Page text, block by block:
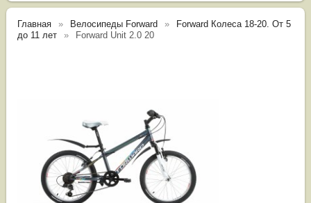
Главная Велосипеды Forward
Forward Колеса 18-20. От 5
до 11 лет
Forward Unit 2.0 20